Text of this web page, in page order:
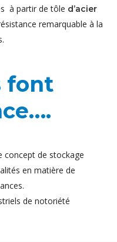
à partir de tôle d’acier
remarquable à la
font
concept de stockage
en matière de
de notoriété